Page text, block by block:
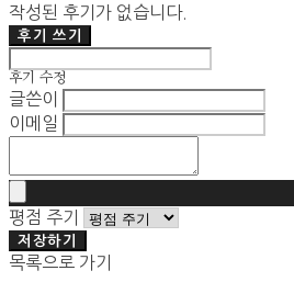
작성된 후기가 없습니다.
후기 쓰기
후기 수정
글쓴이
이메일
평점 주기
저장하기
목록으로 가기